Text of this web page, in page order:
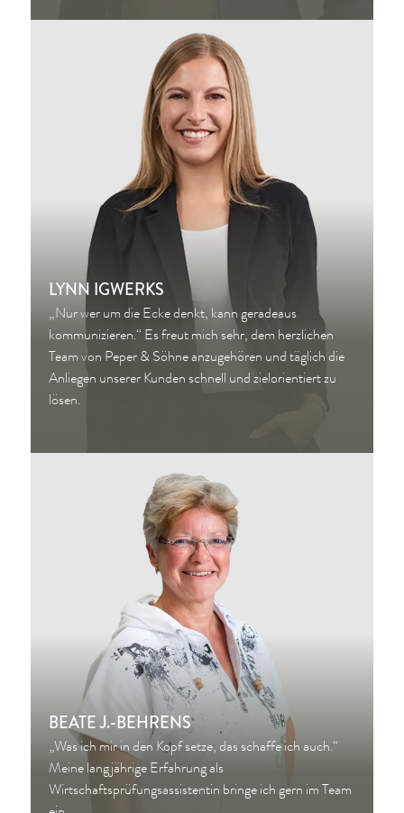
LYNN IGWERKS
„Nur wer um die Ecke denkt, kann geradeaus
kommunizieren.“ Es freut mich sehr, dem herzlichen
Team von Peper & Söhne anzugehören und täglich die
Anliegen unserer Kunden schnell und zielorientiert zu
lösen.
BEATE J.-BEHRENS
„Was ich mir in den Kopf setze, das schaffe ich auch.“
Meine langjährige Erfahrung als
Wirtschaftsprüfungsassistentin bringe ich gern im Team